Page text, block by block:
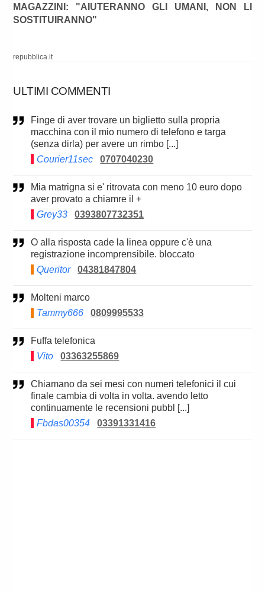
MAGAZZINI: "AIUTERANNO GLI UMANI, NON LI
SOSTITUIRANNO"
repubblica.it
ULTIMI COMMENTI
finge di aver trovare un biglietto sulla propria
macchina con il mio numero di telefono e targa
(senza dirla) per avere un rimbo [...]
Courier11sec
0707040230
Mia matrigna si e' ritrovata con meno 10 euro dopo
aver provato a chiamre il +
Grey33
0393807732351
O alla risposta cade la linea oppure c'è una
registrazione incomprensibile. bloccato
Queritor
04381847804
Molteni marco
Tammy666
0809995533
Fuffa telefonica
Vito
03363255869
Chiamano da sei mesi con numeri telefonici il cui
finale cambia di volta in volta. avendo letto
continuamente le recensioni pubbl [...]
Fbdas00354
03391331416